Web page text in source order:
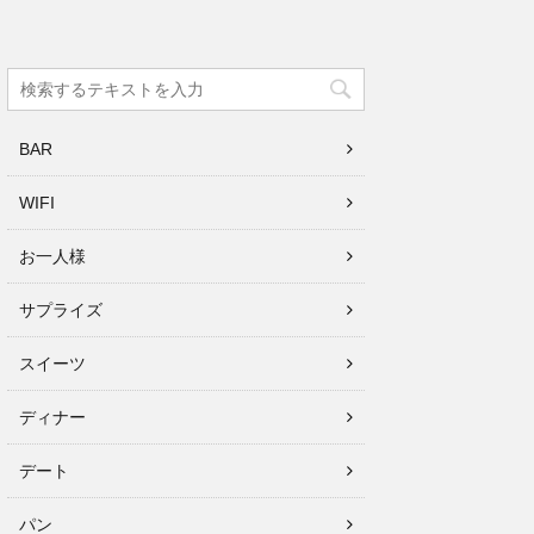
BAR
WIFI
お一人様
サプライズ
スイーツ
ディナー
デート
パン